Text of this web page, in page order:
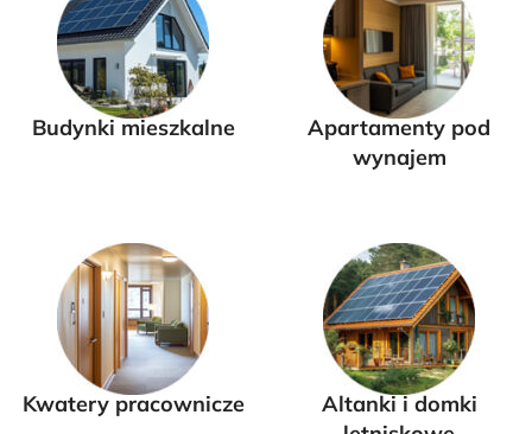
Budynki mieszkalne
Apartamenty pod
wynajem
Kwatery pracownicze
Altanki i domki